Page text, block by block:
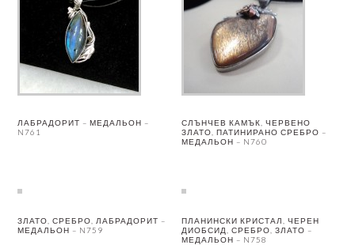
ЛАБРАДОРИТ – МЕДАЛЬОН –
N761
СЛЪНЧЕВ КАМЪК, ЧЕРВЕНО
ЗЛАТО, ПАТИНИРАНО СРЕБРО –
МЕДАЛЬОН – N760
ЗЛАТО, СРЕБРО, ЛАБРАДОРИТ –
МЕДАЛЬОН – N759
ПЛАНИНСКИ КРИСТАЛ, ЧЕРЕН
ДИОБСИД, СРЕБРО, ЗЛАТО –
МЕДАЛЬОН – N758